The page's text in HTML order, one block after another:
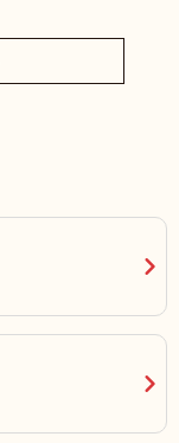
chevron_right
chevron_right